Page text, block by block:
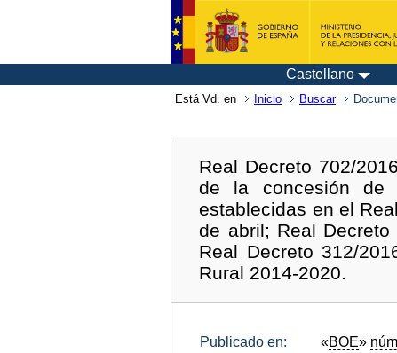
Castellano
Está Vd. en Inicio Buscar
Real Decreto 702/
de la concesión de
establecidas en el
de abril; Real
Real Decreto 312/
Rural 2014-2020.
Publicado en: «BOE»